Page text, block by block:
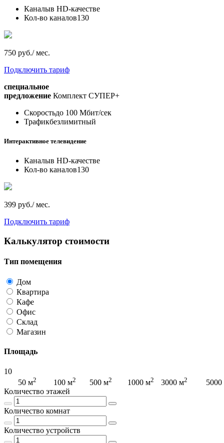
Каналыв HD-качестве
Кол-во каналов130
750 руб./ мес.
Подключить тариф
специальное
предложение Комплект СУПЕР+
Скоростьдо 100 Мбит/сек
Трафикбезлимитный
Интерактивное телевидение
Каналыв HD-качестве
Кол-во каналов130
399 руб./ мес.
Подключить тариф
Калькулятор стоимости
Тип помещения
Дом
Квартира
Кафе
Офис
Склад
Магазин
Площадь
10
50 м2 100 м2 500 м2 1000 м2 3000 м2
Количество этажей
Количество комнат
Количество устройств